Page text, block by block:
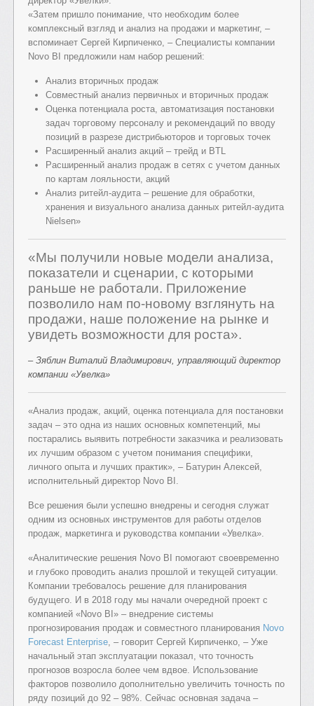
«Затем пришло понимание, что необходим более
комплексный взгляд и анализ на продажи и маркетинг, –
вспоминает Сергей Кирпиченко, – Специалисты компании
Novo BI предложили нам набор решений:
Анализ вторичных продаж
Совместный анализ первичных и вторичных продаж
Оценка потенциала роста, автоматизация постановки
задач торговому персоналу и рекомендаций по вводу
позиций в разрезе дистрибьюторов и торговых точек
Расширенный анализ акций – трейд и BTL
Расширенный анализ продаж в сетях с учетом данных
по картам лояльности, акций
Анализ ритейл-аудита – решение для обработки,
хранения и визуального анализа данных ритейл-аудита
Nielsen»
«Мы получили новые модели анализа,
показатели и сценарии, с которыми
раньше не работали. Приложение
позволило нам по-новому взглянуть на
продажи, наше положение на рынке и
увидеть возможности для роста».
– Зяблин Виталий Владимирович, управляющий директор
компании «Увелка»
«Анализ продаж, акций, оценка потенциала для постановки
задач – это одна из наших основных компетенций, мы
постарались выявить потребности заказчика и реализовать
их лучшим образом с учетом понимания специфики,
личного опыта и лучших практик», – Батурин Алексей,
исполнительный директор Novo BI.
Все решения были успешно внедрены и сегодня служат
одним из основных инструментов для работы отделов
продаж, маркетинга и руководства компании «Увелка».
«Аналитические решения Novo BI помогают своевременно
и глубоко проводить анализ прошлой и текущей ситуации.
Компании требовалось решение для планирования
будущего. И в 2018 году мы начали очередной проект с
компанией «Novo BI» – внедрение системы
прогнозирования продаж и совместного планирования Novo
Forecast Enterprise, – говорит Сергей Кирпиченко, – Уже
начальный этап эксплуатации показал, что точность
прогнозов возросла более чем вдвое. Использование
факторов позволило дополнительно увеличить точность по
ряду позиций до 92 – 98%. Сейчас основная задача –